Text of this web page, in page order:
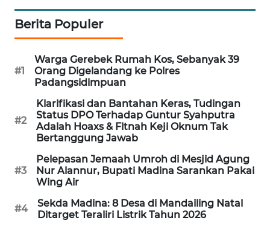
Berita Populer
#1
Warga Gerebek Rumah Kos, Sebanyak 39
Orang Digelandang ke Polres
Padangsidimpuan
#2
Klarifikasi dan Bantahan Keras, Tudingan
Status DPO Terhadap Guntur Syahputra
Adalah Hoaxs & Fitnah Keji Oknum Tak
Bertanggung Jawab
#3
Pelepasan Jemaah Umroh di Mesjid Agung
Nur Alannur, Bupati Madina Sarankan Pakai
Wing Air
#4
Sekda Madina: 8 Desa di Mandailing Natal
Ditarget Teraliri Listrik Tahun 2026
SIDIKALANG
NEWS
SIBARAGAS
NEWS
METRO
SIANTAR
NEWS
METRO
MEDAN
NEWS
METRO